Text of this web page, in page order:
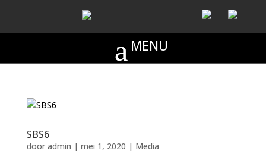
SBS6
door admin | mei 1, 2020 | Media